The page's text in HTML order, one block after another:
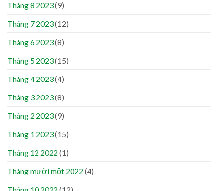
Tháng 8 2023(9)
Tháng 7 2023(12)
Tháng 6 2023(8)
Tháng 5 2023(15)
Tháng 4 2023(4)
Tháng 3 2023(8)
Tháng 2 2023(9)
Tháng 1 2023(15)
Tháng 12 2022 (1)
Tháng mười một 2022 (4)